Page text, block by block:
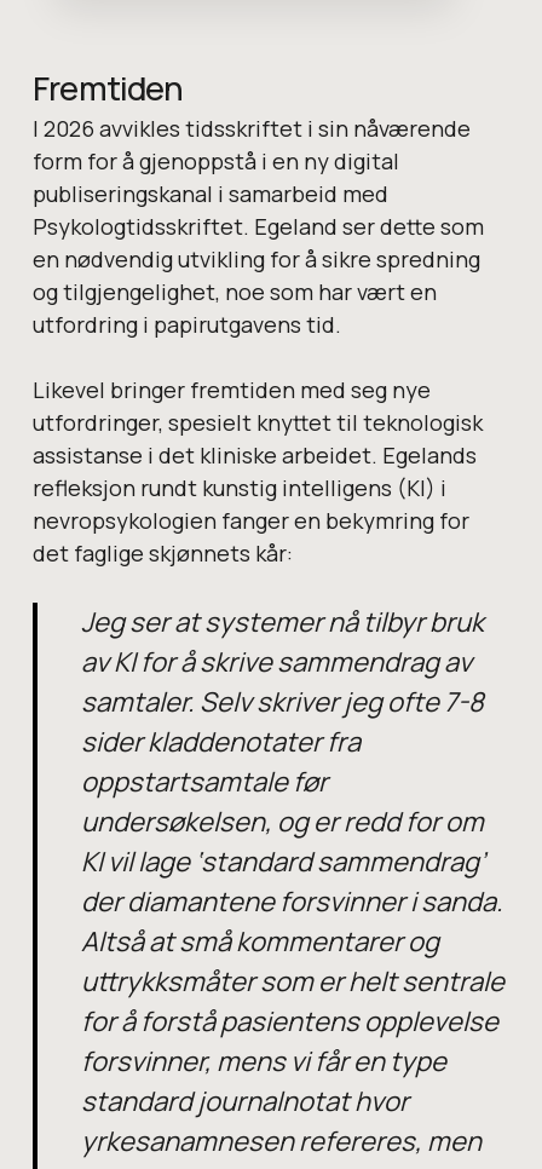
Fremtiden
I 2026 avvikles tidsskriftet i sin nåværende
form for å gjenoppstå i en ny digital
publiseringskanal i samarbeid med
Psykologtidsskriftet. Egeland ser dette som
en nødvendig utvikling for å sikre spredning
og tilgjengelighet, noe som har vært en
utfordring i papirutgavens tid.
Likevel bringer fremtiden med seg nye
utfordringer, spesielt knyttet til teknologisk
assistanse i det kliniske arbeidet. Egelands
refleksjon rundt kunstig intelligens (KI) i
nevropsykologien fanger en bekymring for
det faglige skjønnets kår:
Jeg ser at systemer nå tilbyr bruk
av KI for å skrive sammendrag av
samtaler. Selv skriver jeg ofte 7-8
sider kladdenotater fra
oppstartsamtale før
undersøkelsen, og er redd for om
KI vil lage ‘standard sammendrag’
der diamantene forsvinner i sanda.
Altså at små kommentarer og
uttrykksmåter som er helt sentrale
for å forstå pasientens opplevelse
forsvinner, mens vi får en type
standard journalnotat hvor
yrkesanamnesen refereres, men